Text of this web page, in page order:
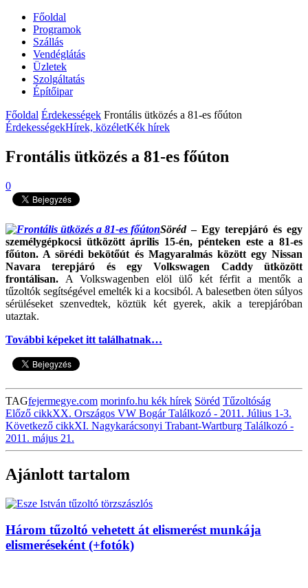
Főoldal
Programok
Szállás
Vendéglátás
Üzletek
Szolgáltatás
Építőipar
Főoldal Érdekességek Frontális ütközés a 81-es főúton
ÉrdekességekHírek, közéletKék hírek
Frontális ütközés a 81-es főúton
0
Söréd– Egy terepjáró és egy
személygépkocsi ütközött április 15-én, pénteken este a 81-es
főúton. A sörédi bekötőút és Magyaralmás között egy Nissan
Navara terepjáró és egy Volkswagen Caddy ütközött
frontálisan. A Volkswagenben elöl ülő két férfit a mentők a
tűzoltók segítségével emelték ki a kocsiból. A balesetben öten súlyos
sérüléseket szenvedtek, köztük két gyerek, akik a terepjáróban
utaztak.
További képeket itt találhatnak…
TAGfejermegye.com morinfo.hu kék hírek Söréd Tűzoltóság
Előző cikkXX. Országos VW Bogár Találkozó - 2011. Július 1-3.
Következő cikkXI. Nagykarácsonyi Trabant-Wartburg Találkozó -
2011. május 21.
Ajánlott tartalom
Három tűzoltó vehetett át elismerést munkája
elismeréseként (+fotók)